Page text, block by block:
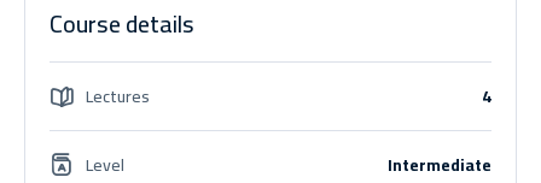
Course details
Lectures 4
Level Intermediate